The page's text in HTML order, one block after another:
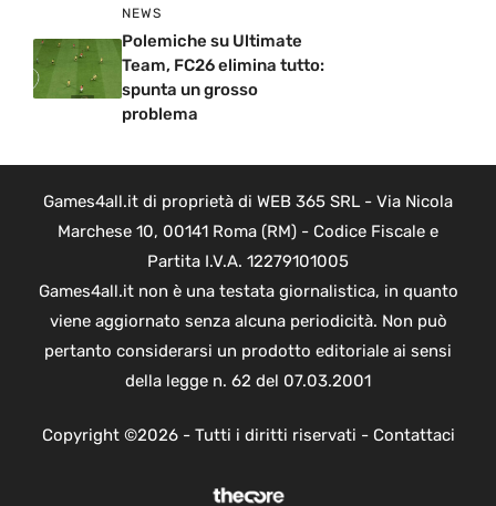
NEWS
Polemiche su Ultimate
Team, FC26 elimina tutto:
spunta un grosso
problema
Games4all.it di proprietà di WEB 365 SRL - Via Nicola
Marchese 10, 00141 Roma (RM) - Codice Fiscale e
Partita I.V.A. 12279101005
Games4all.it non è una testata giornalistica, in quanto
viene aggiornato senza alcuna periodicità. Non può
pertanto considerarsi un prodotto editoriale ai sensi
della legge n. 62 del 07.03.2001
Copyright ©2026 - Tutti i diritti riservati - Contattaci